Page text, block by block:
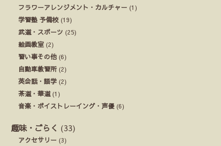
フラワーアレンジメント・カルチャー (1)
学習塾 予備校 (19)
武道・スポーツ (25)
絵画教室 (2)
習い事その他 (6)
自動車教習所(2)
英会話・語学 (2)
茶道・華道(1)
音楽・ボイストレーイング・声優 (6)
趣味・ごらく (33)
アクセサリー (3)